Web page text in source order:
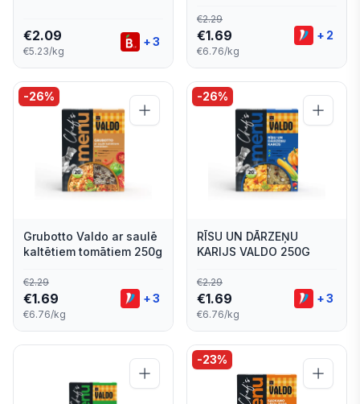
€2.09
€5.23/kg
+3
€2.29
€1.69
€6.76/kg
+ 2
-26%
Grubotto Valdo ar saulē
kaltētiem tomātiem 250g
€2.29
€1.69
€6.76/kg
+3
-26%
RĪSU UN DĀRZEŅU
KARIJS VALDO 250G
€2.29
€1.69
€6.76/kg
+3
-23%